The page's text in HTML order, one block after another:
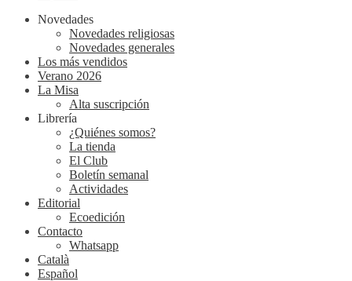
Novedades
Novedades religiosas
Novedades generales
Los más vendidos
Verano 2026
La Misa
Alta suscripción
Librería
¿Quiénes somos?
La tienda
El Club
Boletín semanal
Actividades
Editorial
Ecoedición
Contacto
Whatsapp
Català
Español